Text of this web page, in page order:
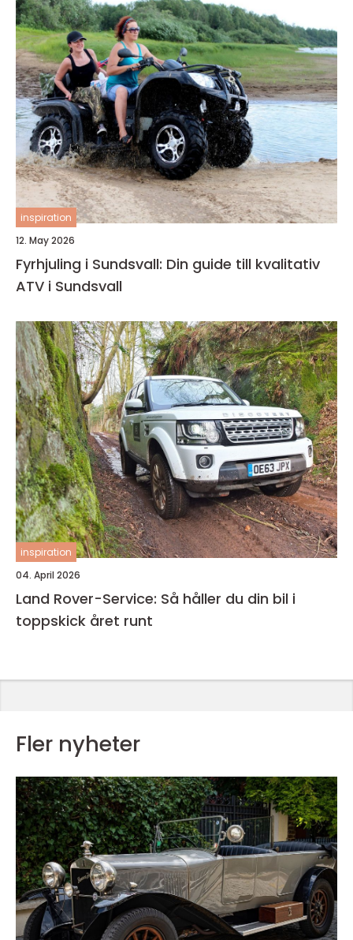
inspiration
12. May 2026
Fyrhjuling i Sundsvall: Din guide till kvalitativ
ATV i Sundsvall
inspiration
04. April 2026
Land Rover-Service: Så håller du din bil i
toppskick året runt
Fler nyheter